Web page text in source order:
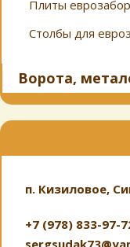
Плиты
Столбы для
Ворота,
п. Кизиловое,
+7 (978) 833-97-